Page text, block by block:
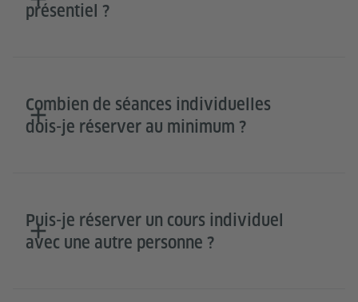
présentiel ?
Combien de séances individuelles
dois-je réserver au minimum ?
Puis-je réserver un cours individuel
avec une autre personne ?